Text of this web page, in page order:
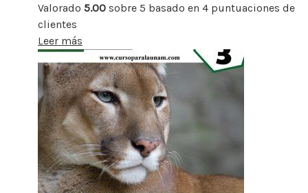
Valorado 5.00 sobre 5 basado en 4 puntuaciones de
clientes
Leer más